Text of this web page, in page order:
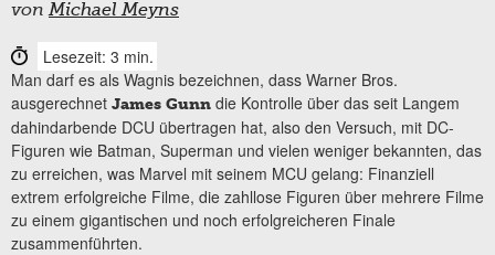
vonMichael Meyns
Lesezeit: 3 min.
Man darf es als Wagnis bezeichnen, dass Warner Bros.
ausgerechnet James Gunn die Kontrolle über das seit Langem
dahindarbende DCU übertragen hat, also den Versuch, mit DC-
Figuren wie Batman, Superman und vielen weniger bekannten, das
zu erreichen, was Marvel mit seinem MCU gelang: Finanziell
extrem erfolgreiche Filme, die zahllose Figuren über mehrere Filme
zu einem gigantischen und noch erfolgreicheren Finale
zusammenführten.